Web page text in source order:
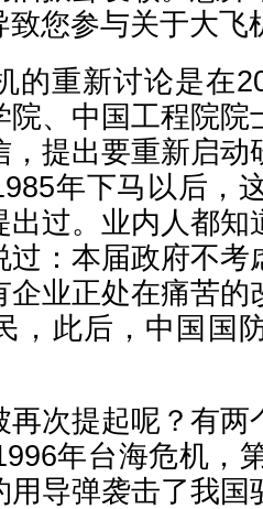
致您参与关于大飞
的重新讨论是在
院、中国工程院院
，提出要重新启动
年下马以后，
出过。业内人都知
过：本届政府不考
企业正处在痛苦的
，此后，中国国
再次提起呢？有两
年台海危机，
用导弹袭击了我国